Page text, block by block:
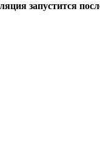
запустится